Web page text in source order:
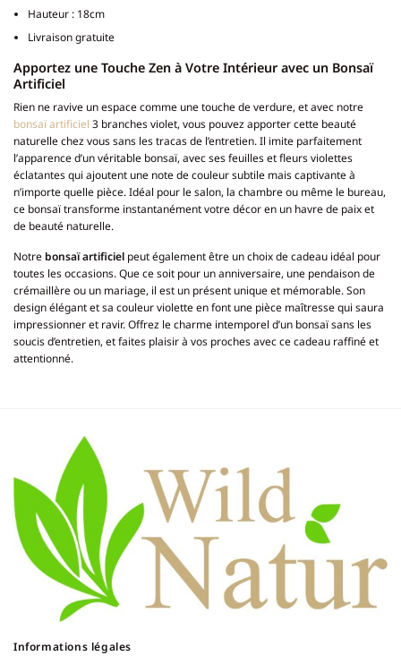
Hauteur : 18cm
Livraison gratuite
Apportez une Touche Zen à Votre Intérieur avec un Bonsaï
Artificiel
Rien ne ravive un espace comme une touche de verdure, et avec notre
bonsaï artificiel 3 branches violet, vous pouvez apporter cette beauté
naturelle chez vous sans les tracas de l’entretien. Il imite parfaitement
l’apparence d’un véritable bonsaï, avec ses feuilles et fleurs violettes
éclatantes qui ajoutent une note de couleur subtile mais captivante à
n’importe quelle pièce. Idéal pour le salon, la chambre ou même le bureau,
ce bonsaï transforme instantanément votre décor en un havre de paix et
de beauté naturelle.
Notre bonsaï artificiel peut également être un choix de cadeau idéal pour
toutes les occasions. Que ce soit pour un anniversaire, une pendaison de
crémaillère ou un mariage, il est un présent unique et mémorable. Son
design élégant et sa couleur violette en font une pièce maîtresse qui saura
impressionner et ravir. Offrez le charme intemporel d’un bonsaï sans les
soucis d’entretien, et faites plaisir à vos proches avec ce cadeau raffiné et
attentionné.
Informations légales